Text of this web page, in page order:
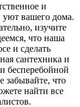
и
уют вашего дома.
изучите
что наша
и сделать
сантехника и
бесперебойной
забывайте, что
найти все